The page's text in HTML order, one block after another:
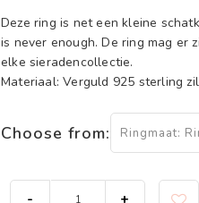
Deze ring is net een kleine
is never enough. De ring mag er
elke sieradencollectie.
Materiaal: Verguld 925 sterling
Choose from: Ringmaat:
- +